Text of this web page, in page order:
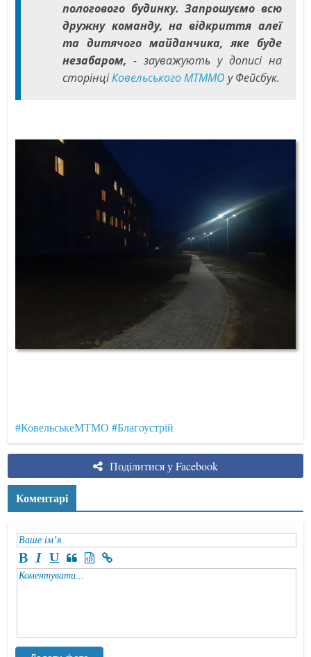
пологового будинку. Запрошуємо всю
дружну команду, на відкриття алеї
та дитячого майданчика, яке буде
незабаром, - зауважують у дописі на
сторінціКовельського МТММО у Фейсбук.
#КовельськеМТМО #Благоустрій
Поділитися у Facebook
Коментарі